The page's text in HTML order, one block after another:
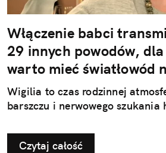
Włączenie babci
29 innych powodów,
warto mieć światłowód
Wigilia to czas rodzinnej
barszczu i nerwowego szukania
Czytaj całość